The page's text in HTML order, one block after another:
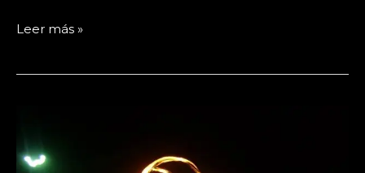
Cuenta
Leer más »